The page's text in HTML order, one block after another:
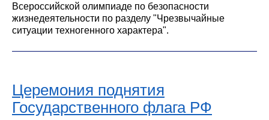
Всероссийской олимпиаде по безопасности
жизнедеятельности по разделу "Чрезвычайные
ситуации техногенного характера".
Церемония поднятия
Государственного флага РФ